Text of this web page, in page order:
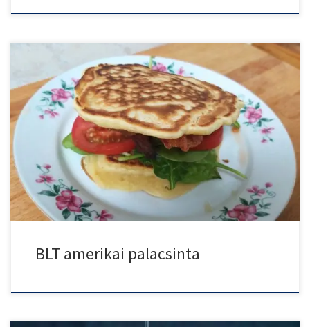
BLT amerikai palacsinta, a népszerű amerikai szendvics és az
amerikai […]
BLT amerikai palacsinta